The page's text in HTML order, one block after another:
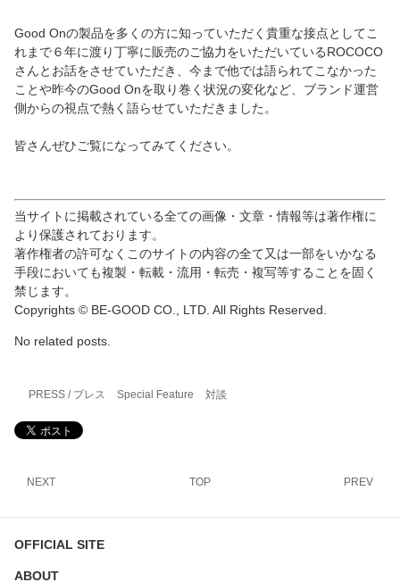
Good Onの製品を多くの方に知っていただく貴重な接点としてこ
れまで６年に渡り丁寧に販売のご協力をいただいているROCOCO
さんとお話をさせていただき、今まで他では語られてこなかった
ことや昨今のGood Onを取り巻く状況の変化など、ブランド運営
側からの視点で熱く語らせていただきました。
皆さんぜひご覧になってみてください。
当サイトに掲載されている全ての画像・文章・情報等は著作権に
より保護されております。
著作権者の許可なくこのサイトの内容の全て又は一部をいかなる
手段においても複製・転載・流用・転売・複写等することを固く
禁じます。
Copyrights © BE-GOOD CO., LTD. All Rights Reserved.
No related posts.
PRESS / プレス Special Feature 対談
NEXT TOP PREV
OFFICIAL SITE
ABOUT